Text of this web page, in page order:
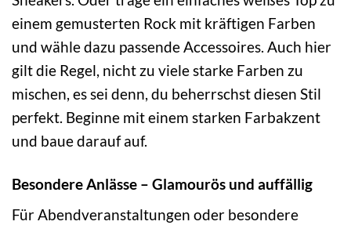
einem gemusterten Rock mit kräftigen Farben
und wähle dazu passende Accessoires. Auch hier
gilt die Regel, nicht zu viele starke Farben zu
mischen, es sei denn, du beherrschst diesen Stil
perfekt. Beginne mit einem starken Farbakzent
und baue darauf auf.
Besondere Anlässe – Glamourös und auffällig
Für Abendveranstaltungen oder besondere